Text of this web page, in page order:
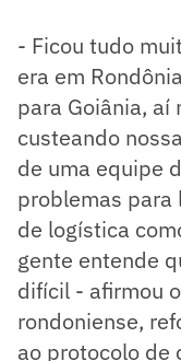
- Ficou tudo
era em
para Goiânia, aí
custeando
de uma equipe
problemas para
de logística
gente entende
difícil - afirmou
rondoniense,
ao protocolo de